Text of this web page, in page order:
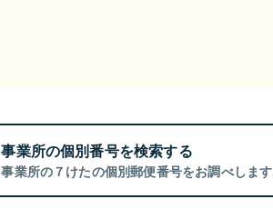
事業所の個別番号を検索する
事業所の７けたの個別郵便番号をお調べします